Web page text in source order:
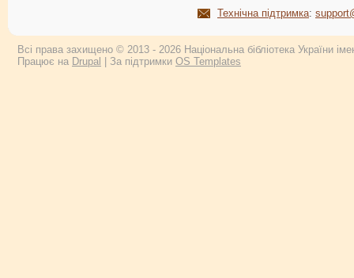
Технічна підтримка:
Всі права захищено © 2013 - 2026 Національна бібліотека України
Працює на Drupal | За підтримки OS Templates